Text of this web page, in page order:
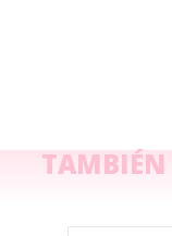
TAMBIÉN